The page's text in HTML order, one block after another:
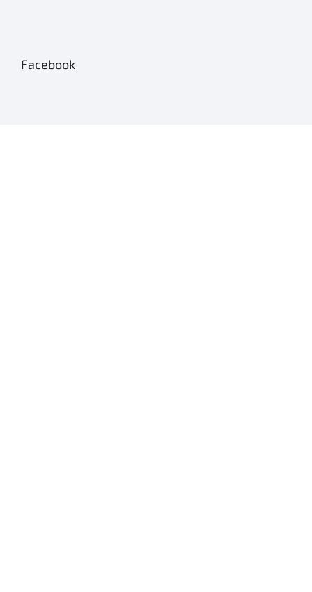
Facebook